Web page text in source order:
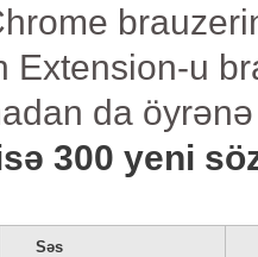
Extension-u
da
300 yeni
Səs